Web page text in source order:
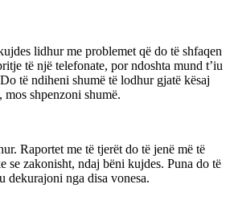
lidhur me problemet që do të shfaqen
të një telefonate, por ndoshta mund t’iu
të ndiheni shumë të lodhur gjatë kësaj
shpenzoni shumë.
Raportet me të tjerët do të jenë më të
se zakonisht, ndaj bëni kujdes. Puna do të
dekurajoni nga disa vonesa.